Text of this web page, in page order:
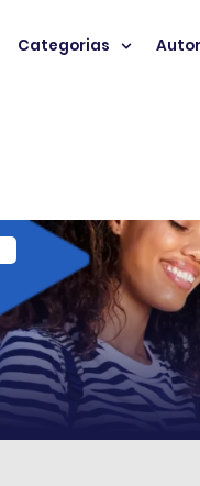
Categorias